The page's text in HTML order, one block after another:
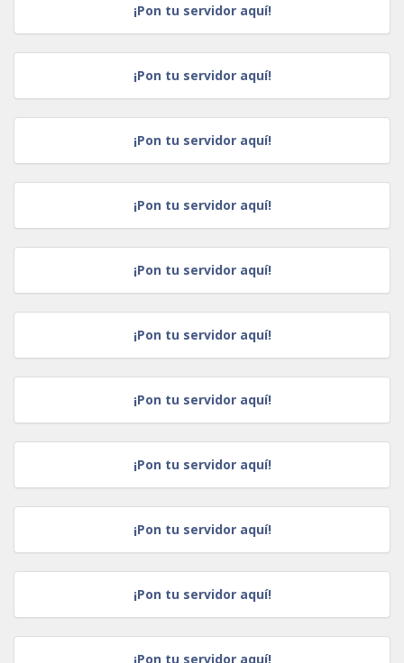
¡Pon tu servidor aquí!
¡Pon tu servidor aquí!
¡Pon tu servidor aquí!
¡Pon tu servidor aquí!
¡Pon tu servidor aquí!
¡Pon tu servidor aquí!
¡Pon tu servidor aquí!
¡Pon tu servidor aquí!
¡Pon tu servidor aquí!
¡Pon tu servidor aquí!
¡Pon tu servidor aquí!